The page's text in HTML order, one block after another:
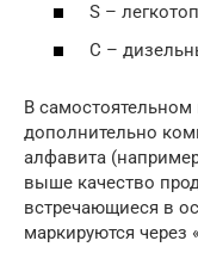
S –
C –
В самостоятельном
дополнительно
алфавита
выше качество
встречающиеся в
маркируются через